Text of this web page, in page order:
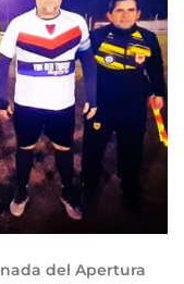
del Apertura